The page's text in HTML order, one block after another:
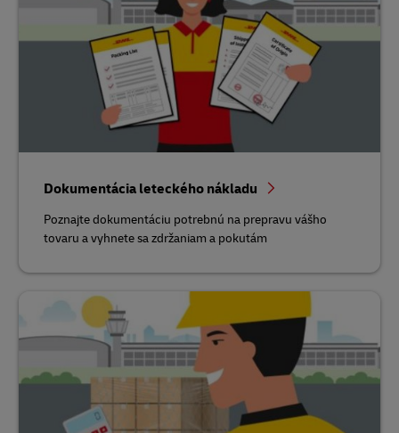
Dokumentácia leteckého nákladu
Poznajte dokumentáciu potrebnú na prepravu vášho
tovaru a vyhnete sa zdržaniam a pokutám